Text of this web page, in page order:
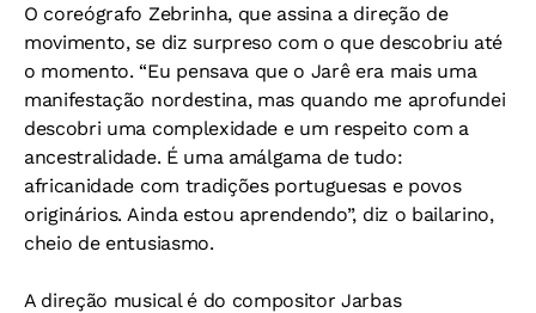
O coreógrafo Zebrinha, que assina a direção de
movimento, se diz surpreso com o que descobriu até
o momento. “Eu pensava que o Jarê era mais uma
manifestação nordestina, mas quando me aprofundei
descobri uma complexidade e um respeito com a
ancestralidade. É uma amálgama de tudo:
africanidade com tradições portuguesas e povos
originários. Ainda estou aprendendo”, diz o bailarino,
cheio de entusiasmo.
A direção musical é do compositor Jarbas